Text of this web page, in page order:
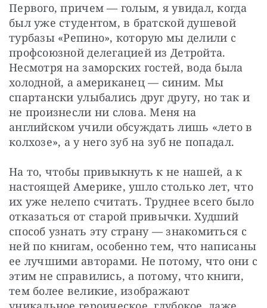
Первого, причем — голым, я увидал, когда
был уже студентом, в братской душевой
турбазы «Репино», которую мы делили с
профсоюзной делегацией из Детройта.
Несмотря на заморских гостей, вода была
холодной, а американец — синим. Мы
спартански улыбались друг другу, но так и
не произнесли ни слова. Меня на
английском учили обсуждать лишь «лето в
колхозе», а у него зуб на зуб не попадал.
На то, чтобы привыкнуть к не нашей, а к
настоящей Америке, ушло столько лет, что
их уже нелепо считать. Труднее всего было
отказаться от старой привычки. Худший
способ узнать эту страну — знакомиться с
ней по книгам, особенно тем, что написаны
ее лучшими авторами. Не потому, что они с
этим не справились, а потому, что книги,
тем более великие, изображают